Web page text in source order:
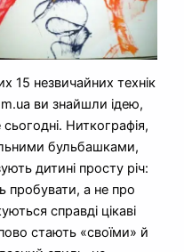
15 незвичайних технік
ви знайшли ідею,
Ниткографія,
бульбашками,
дитині просту річ:
пробувати, а не про
справді цікаві
стають «своїми» й